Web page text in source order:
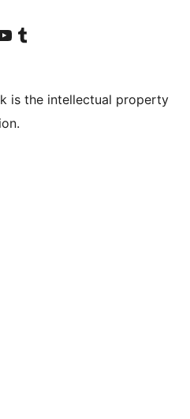
account
của chúng tôi Visit our Tumblr account
is the intellectual property